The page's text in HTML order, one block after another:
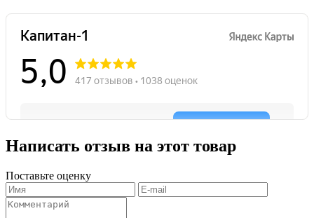
Написать отзыв на этот товар
Поставьте оценку